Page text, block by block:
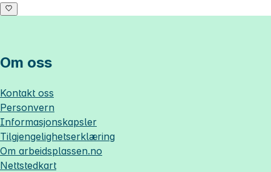
Om oss
Kontakt oss
Personvern
Informasjonskapsler
Tilgjengelighetserklæring
Om arbeidsplassen.no
Nettstedkart